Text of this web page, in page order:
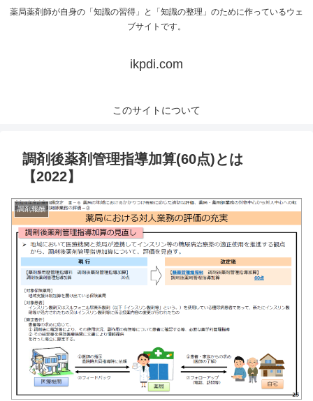
薬局薬剤師が自身の「知識の習得」と「知識の整理」のために作っているウェ
ブサイトです。
ikpdi.com
このサイトについて
調剤後薬剤管理指導加算(60点)とは
【2022】
調剤報酬